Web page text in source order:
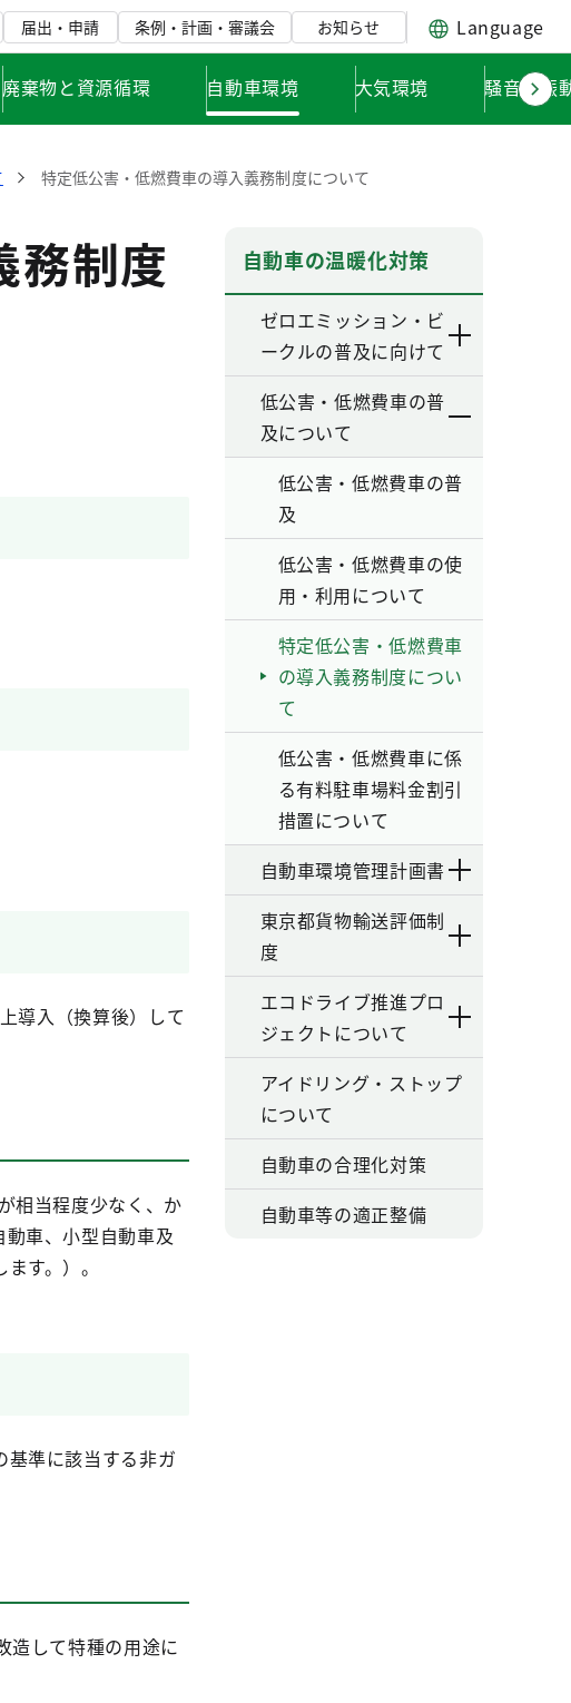
届出・申請 条例・計画・審議会 お知らせ Language
廃棄物と資源循環 自動車環境 大気環境 騒音・振
特定低公害・低燃費車の導入義務制度について
務制度
導入（換算後）して
相当程度少なく、か
車、小型自動車及
す。）。
基準に該当する非ガ
造して特種の用途に
自動車の温暖化対策
ゼロエミッション・ビ
ークルの普及に向けて
低公害・低燃費車の普
及について
低公害・低燃費車の普
及
低公害・低燃費車の使
用・利用について
特定低公害・低燃費車
の導入義務制度につい
て
低公害・低燃費車に係
る有料駐車場料金割引
措置について
自動車環境管理計画書
東京都貨物輸送評価制
度
エコドライブ推進プロ
ジェクトについて
アイドリング・ストップ
について
自動車の合理化対策
自動車等の適正整備